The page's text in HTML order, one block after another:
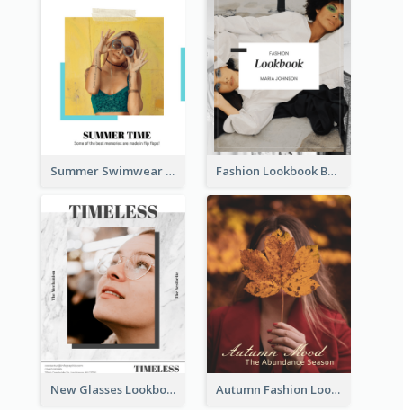
Summer Swimwear Lookbook Fashion Lookbook Business Portfolio
New Glasses Lookbook Autumn Fashion Lookbook